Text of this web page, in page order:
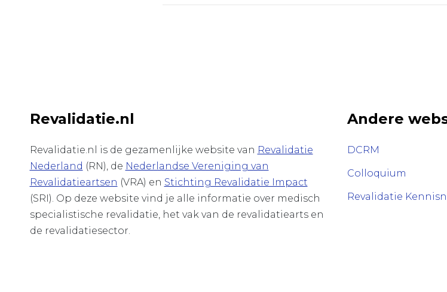
Revalidatie.nl
Revalidatie.nl is de gezamenlijke website van Revalidatie
Nederland (RN), de Nederlandse Vereniging van
Revalidatieartsen (VRA) en Stichting Revalidatie Impact
(SRI). Op deze website vind je alle informatie over medisch
specialistische revalidatie, het vak van de revalidatiearts en
de revalidatiesector.
Andere
DCRM
Colloquium
Revalidatie